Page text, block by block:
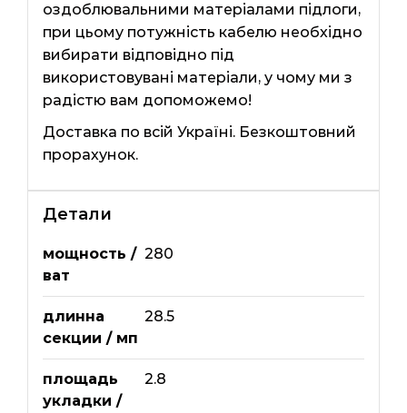
оздоблювальними матеріалами підлоги,
при цьому потужність кабелю необхідно
вибирати відповідно під
використовувані матеріали, у чому ми з
радістю вам допоможемо!
Доставка по всій Україні. Безкоштовний
прорахунок.
Детали
мощность /
ват
280
длинна
секции / мп
28.5
площадь
укладки /
2.8